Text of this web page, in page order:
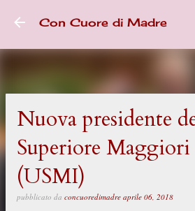
Passa ai contenuti
Con Cuore di Madre
Nuova presidente
Superiore
(USMI)
pubblicato da concuoredimadre aprile 06, 2018